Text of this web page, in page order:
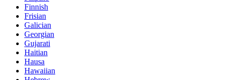
Finnish
Frisian
Galician
Georgian
Gujarati
Haitian
Hausa
Hawaiian